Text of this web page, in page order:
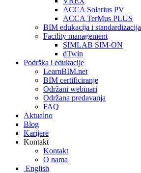
ACCA Solarius PV
ACCA TerMus PLUS
BIM edukacija i standardizacija
Facility management
SIMLAB SIM-ON
dTwin
Podrška i edukacije
LearnBIM.net
BIM certificiranje
Održani webinari
Održana predavanja
FAQ
Aktualno
Blog
Karijere
Kontakt
Kontakt
O nama
English